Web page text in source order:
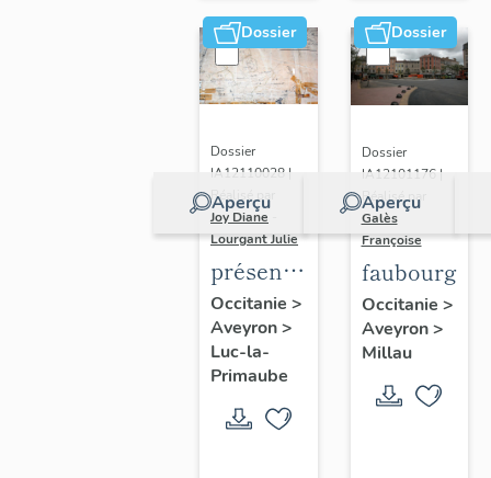
Dossier
Aperçu
Dossier
IA12110028 |
Réalisé par
Joy Diane
Lourgant Julie
présentation
de la
commune
de Luc-
Primaube
Occitanie >
Aveyron>
Luc-la-
Primaube
Dossier
Aperçu
Dossier
IA12101176 |
Réalisé par
Galès
Françoise
faubourgs
Occitanie >
Aveyron>
Millau